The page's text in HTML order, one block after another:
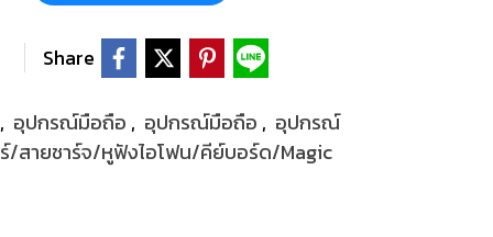
Share
, อุปกรณ์มือถือ , อุปกรณ์มือถือ , อุปกรณ์
/สายชาร์จ/หูฟังไอโฟน/คีย์บอร์ด/Magic